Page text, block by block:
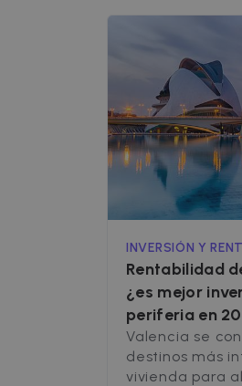
inmobiliarias
alquiler a
Esta
INVERSIÓN Y
Rentabilidad
¿es mejor
periferia en
Valencia se
destinos más
vivienda para